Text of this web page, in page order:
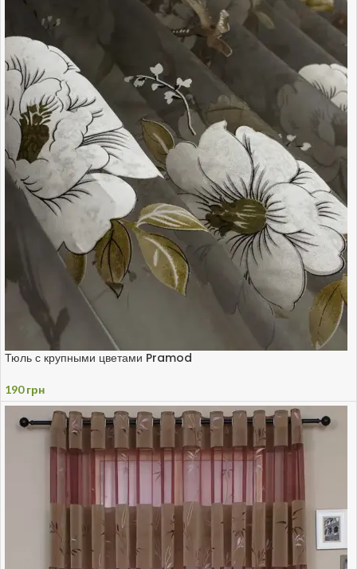
Тюль с крупными цветами Pramod
190грн